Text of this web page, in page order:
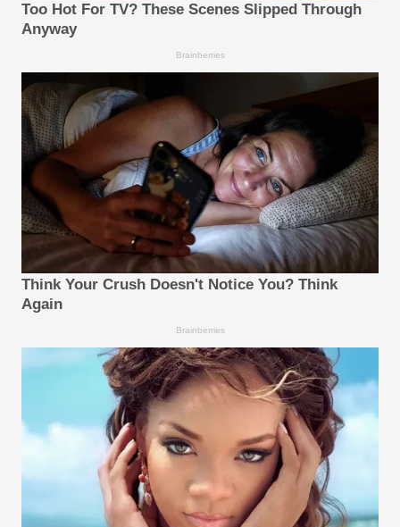
Too Hot For TV? These Scenes Slipped Through
Anyway
Brainberries
Think Your Crush Doesn't Notice You? Think
Again
Brainberries